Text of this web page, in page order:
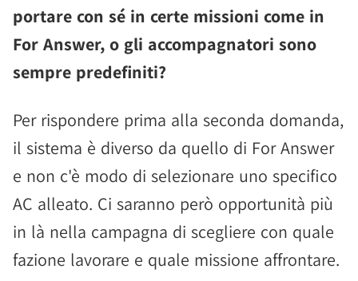
portare con sé in certe missioni come in
For Answer, o gli accompagnatori sono
sempre predefiniti?
Per rispondere prima alla seconda domanda,
il sistema è diverso da quello di For Answer
e non c'è modo di selezionare uno specifico
AC alleato. Ci saranno però opportunità più
in là nella campagna di scegliere con quale
fazione lavorare e quale missione affrontare.